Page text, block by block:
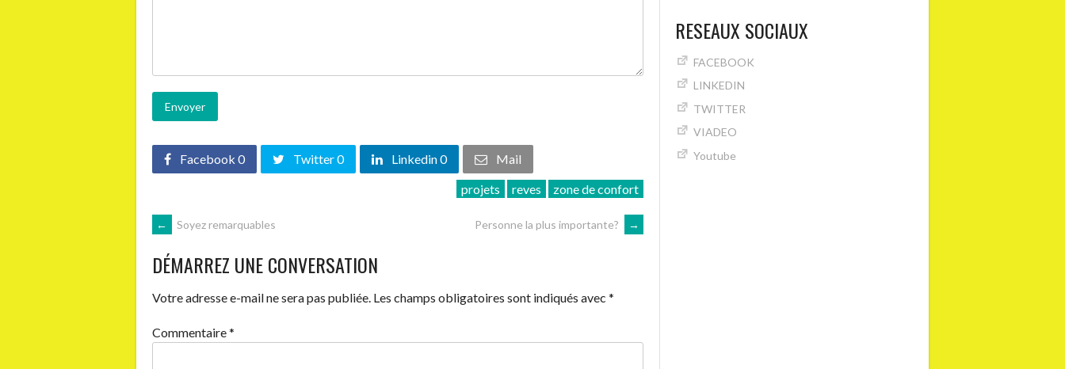
Facebook 0 Twitter 0 Linkedin 0
Mail
projets
reves zone de confort
NAVIGATION
DES
ARTICLES
← Soyez remarquables Personne la plus importante? →
DÉMARREZ UNE CONVERSATION
Votre adresse e-mail ne sera pas publiée. Les champs obligatoires sont indiqués avec *
Commentaire*
RESEAUX SOCIAUX
FACEBOOK
LINKEDIN
TWITTER
VIADEO
Youtube